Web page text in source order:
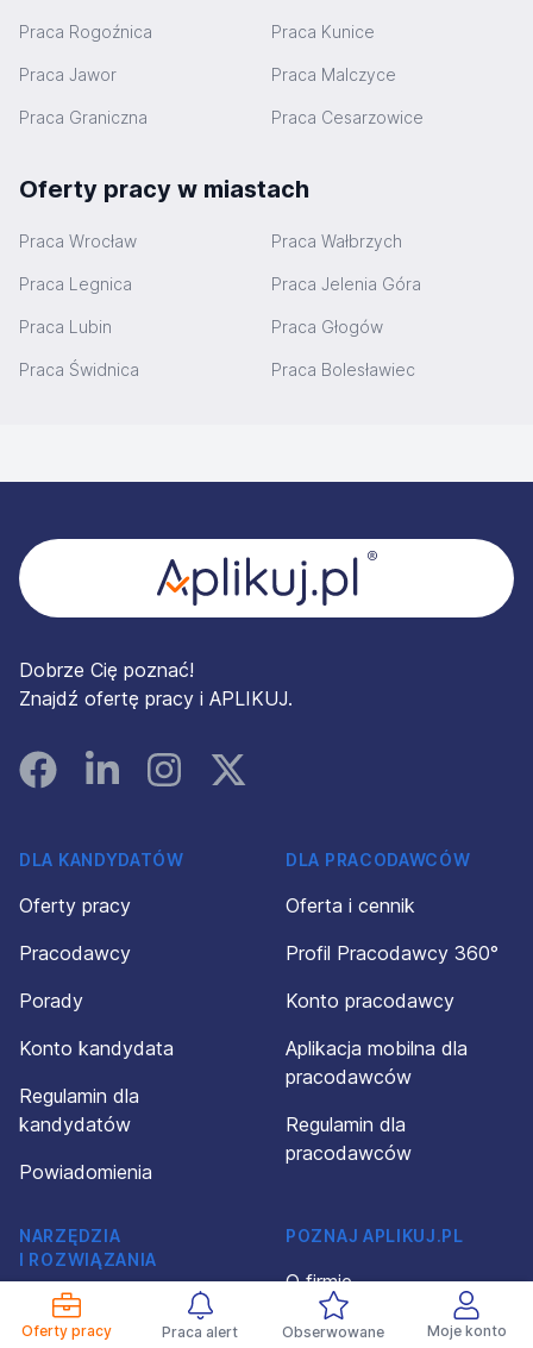
Oferty pracy Praca alert Obserwowane Moje konto
Praca Rogoźnica Praca Kunice
Praca Jawor Praca Malczyce
Praca Graniczna Praca Cesarzowice
Oferty pracy w miastach
Praca Wrocław Praca Wałbrzych
Praca Legnica Praca Jelenia Góra
Praca Lubin Praca Głogów
Praca Świdnica Praca Bolesławiec
Dobrze Cię poznać!
Znajdź ofertę pracy i APLIKUJ.
FacebookLinked InInstagramInstagram
DLA KANDYDATÓW
Oferty pracy
Pracodawcy
Porady
Konto kandydata
Regulamin dla
kandydatów
Powiadomienia
DLA PRACODAWCÓW
Oferta i cennik
Profil Pracodawcy 360°
Konto pracodawcy
Aplikacja mobilna dla
pracodawców
Regulamin dla
pracodawców
NARZĘDZIA
I ROZWIĄZANIA
Kreator CV
POZNAJ APLIKUJ.PL
O firmie
Kontakt